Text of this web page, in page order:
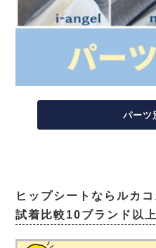
パーツ
ヒップシートならルカコ
試着比較10ブランド以